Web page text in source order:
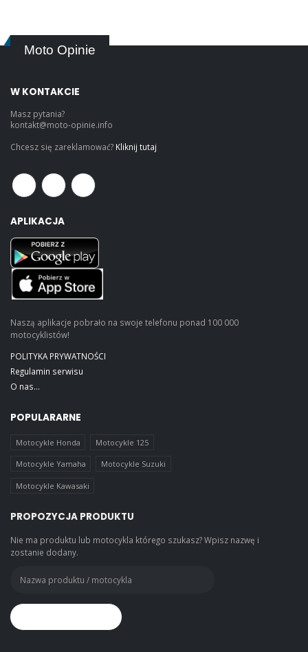
Moto Opinie
W KONTAKCIE
Masz pytania?
kontakt@moto-opinie.info
Chcesz się zareklamować? Kliknij tutaj
APLIKACJA
Naszą aplikacje pobrało na swoje telefonu ponad 100 000
motocyklistów!
POLITYKA PRYWATNOŚCI
Regulamin serwisu
O nas...
POPULARARNE
Motocykle Honda Motocykle 125
Motocykle Yamaha Motocykle Suzuki
Motocykle Kawasaki
PROPOZYCJA PRODUKTU
Nie ma produktu lub motocykla którego szukasz? Wpisz nazwę i
zostanie dodany.